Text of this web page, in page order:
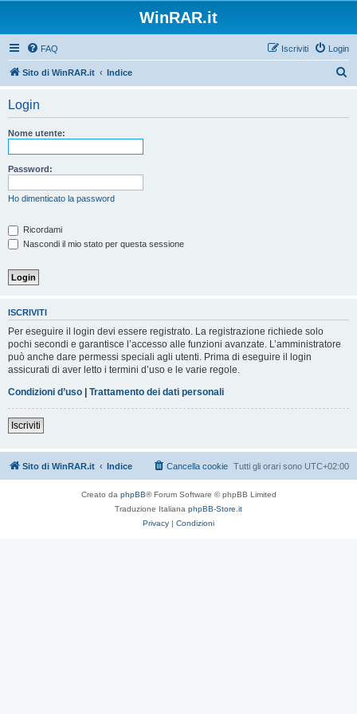
WinRAR.it
FAQ Login
Iscriviti
Sito di WinRAR.it Indice
Login
Nome utente:
Password:
Ho dimenticato la password
Ricordami
Nascondi il mio stato per questa sessione
ISCRIVITI
Per eseguire il login devi essere registrato. La registrazione richiede solo
pochi secondi e garantisce l’accesso alle funzioni avanzate. L’amministratore
può anche dare permessi speciali agli utenti. Prima di eseguire il login
assicurati di aver letto i termini d’uso e le varie regole.
Condizioni d’uso | Trattamento dei dati personali
Iscriviti
Sito di WinRAR.it Indice Tutti gli orari sono UTC+02:00
Cancella cookie
Creato da phpBB® Forum Software © phpBB Limited
Traduzione Italiana phpBB-Store.it
Privacy | Condizioni